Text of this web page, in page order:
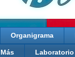
Organigrama
Laboratorio